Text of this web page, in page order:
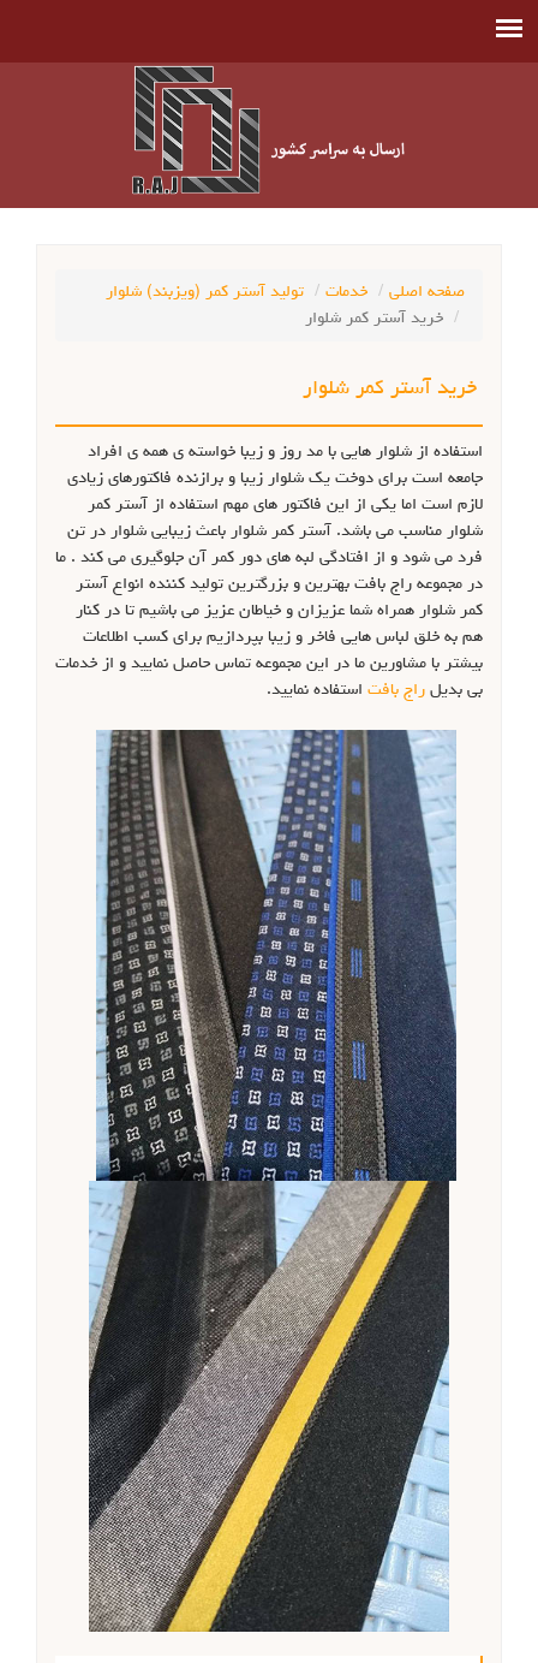
صفحه اصلی خدمات
تولید آستر کمر (ویزبند) شلوار
خرید آستر کمر شلوار
خرید آستر کمر شلوار
استفاده از شلوار هایی با مد روز و زیبا خواسته ی همه ی افراد
جامعه است برای دوخت یک شلوار زیبا و برازنده فاکتورهای زیادی
لازم است اما یکی از این فاکتور های مهم استفاده از آستر کمر
شلوار مناسب می باشد. آستر کمر شلوار باعث زیبایی شلوار در تن
فرد می شود و از افتادگی لبه های دور کمر آن جلوگیری می کند . ما
در مجموعه راج بافت بهترین و بزرگترین تولید کننده انواع آستر
کمر شلوار همراه شما عزیزان و خیاطان عزیز می باشیم تا در کنار
هم به خلق لباس هایی فاخر و زیبا بپردازیم برای کسب اطلاعات
بیشتر با مشاورین ما در این مجموعه تماس حاصل نمایید و از خدمات
بی بدیل راج بافت استفاده نمایید.